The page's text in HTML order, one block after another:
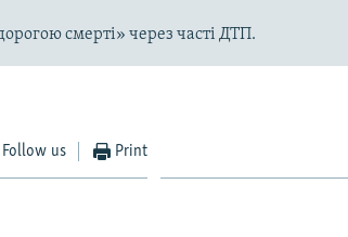
смерті» через часті ДТП.
Follow us Print